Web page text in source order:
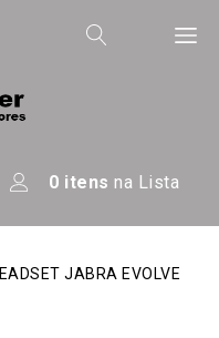
0 itens na Lista
JABRA EVOLVE